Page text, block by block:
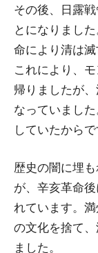
その後、日露
とになりまし
命により清は滅
これにより、
帰りましたが
なっていまし
していたからで
歴史の闇に埋
が、辛亥革命
れています。
の文化を捨て
ました。